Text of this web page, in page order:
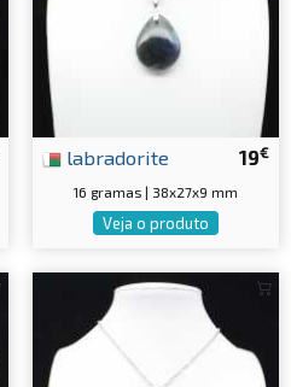
19€
labradorite
16 gramas | 38x27x9 mm
Veja o produto